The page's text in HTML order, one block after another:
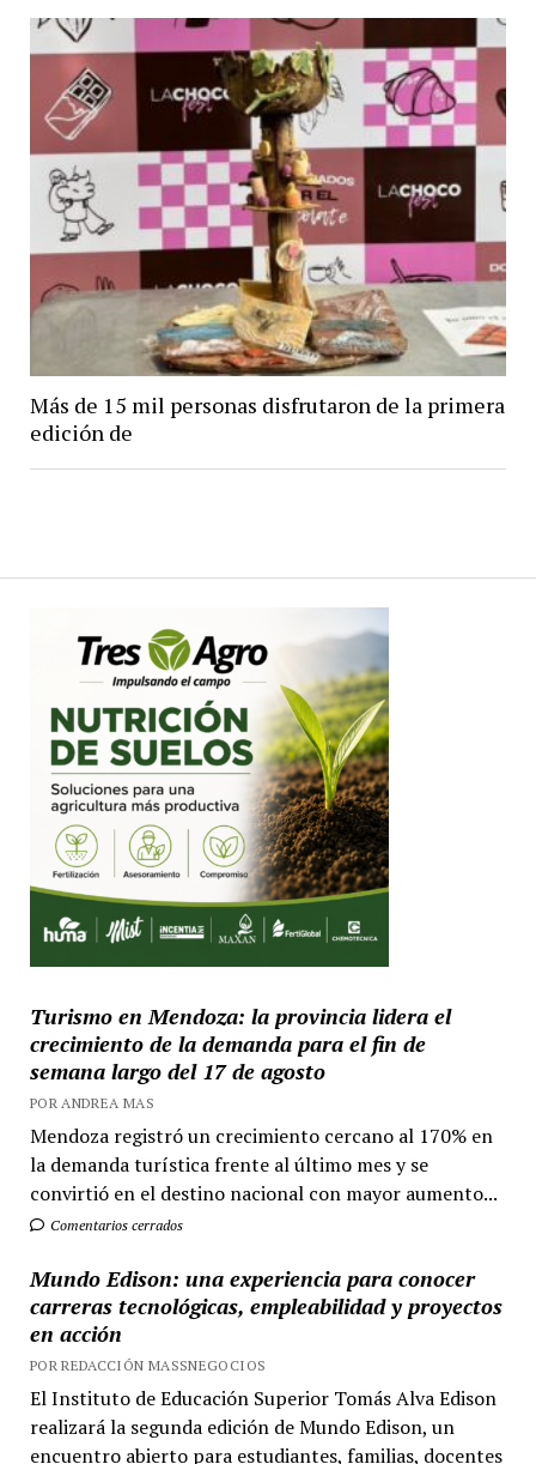
Más de 15 mil personas disfrutaron de la primera
edición de
Turismo en Mendoza: la provincia lidera el
crecimiento de la demanda para el fin de
semana largo del 17 de agosto
POR ANDREA MAS
Mendoza registró un crecimiento cercano al 170% en
la demanda turística frente al último mes y se
convirtió en el destino nacional con mayor aumento...
Comentarios cerrados
Mundo Edison: una experiencia para conocer
carreras tecnológicas, empleabilidad y proyectos
en acción
POR REDACCIÓN MASSNEGOCIOS
El Instituto de Educación Superior Tomás Alva Edison
realizará la segunda edición de Mundo Edison, un
encuentro abierto para estudiantes, familias, docentes